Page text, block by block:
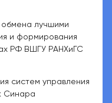
лучшими
и формирования
РФ ВШГУ РАНХиГС
систем управления
Синара